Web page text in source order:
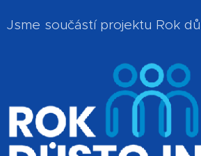
Jsme součástí projektu Rok